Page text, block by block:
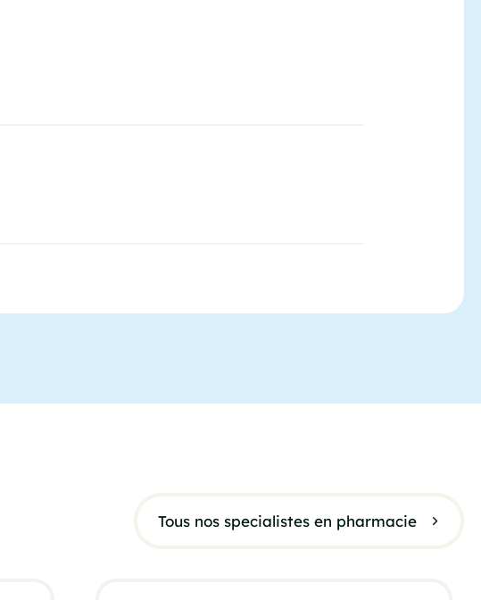
Tous nos specialistes en pharmacie